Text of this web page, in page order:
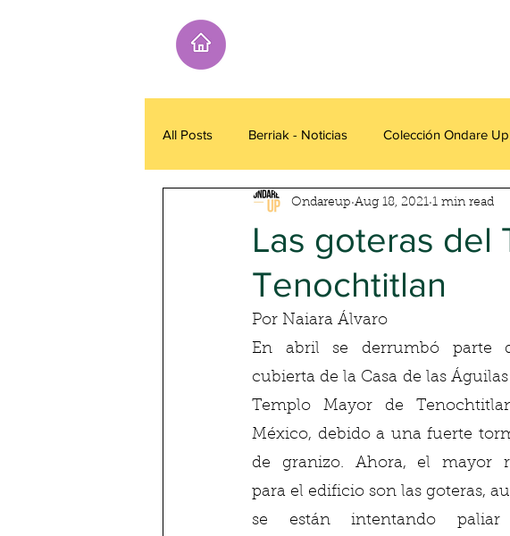
All Posts Berriak - Noticias Colección Ondare
Las goteras del
Tenochtitlan
Ondareup Aug 18, 2021 1 min read
Por Naiara Álvaro
En abril se derrumbó parte
cubierta de la Casa de las
Templo Mayor de
México, debido a una fuerte
de granizo. Ahora, el mayor
para el edificio son las goteras,
se están intentando